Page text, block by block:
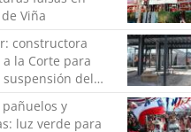
Viña
constructora
la Corte para
del
pañuelos y
luz verde para